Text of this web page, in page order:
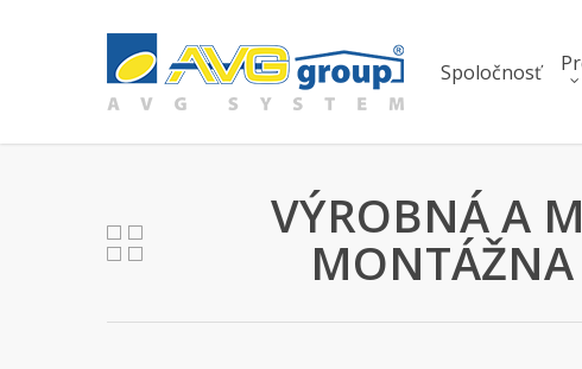
Spoločnosť
VÝROBNÁ A
MONTÁŽNA